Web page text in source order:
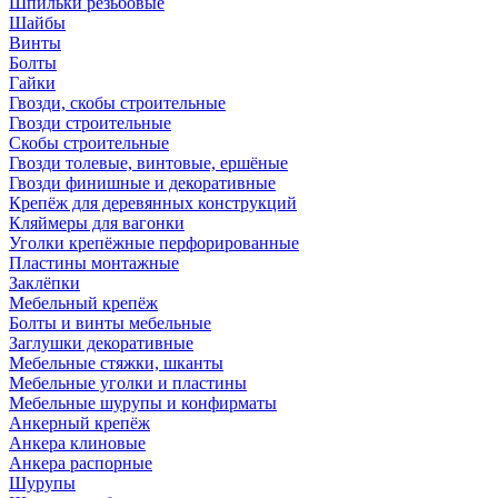
Шайбы
Винты
Болты
Гайки
Гвозди, скобы строительные
Гвозди строительные
Скобы строительные
Гвозди толевые, винтовые, ершёные
Гвозди финишные и декоративные
Крепёж для деревянных конструкций
Кляймеры для вагонки
Уголки крепёжные перфорированные
Пластины монтажные
Заклёпки
Мебельный крепёж
Болты и винты мебельные
Заглушки декоративные
Мебельные стяжки, шканты
Мебельные уголки и пластины
Мебельные шурупы и конфирматы
Анкерный крепёж
Анкера клиновые
Анкера распорные
Шурупы